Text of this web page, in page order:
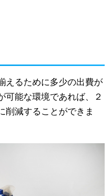
えるために多少の出費が
可能な環境であれば、２
削減することができま